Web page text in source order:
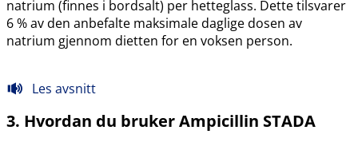
natrium (finnes i bordsalt) per hetteglass. Dette tilsvarer
6 % av den anbefalte maksimale daglige dosen av
natrium gjennom dietten for en voksen person.
Les avsnitt
3. Hvordan du bruker Ampicillin STADA